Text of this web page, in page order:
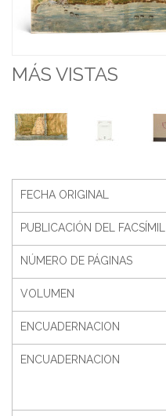
MÁS VISTAS
FECHA ORIGINAL
PUBLICACIÓN DEL FACSÍMIL
NÚMERO DE PÁGINAS
VOLUMEN
ENCUADERNACION
ENCUADERNACION